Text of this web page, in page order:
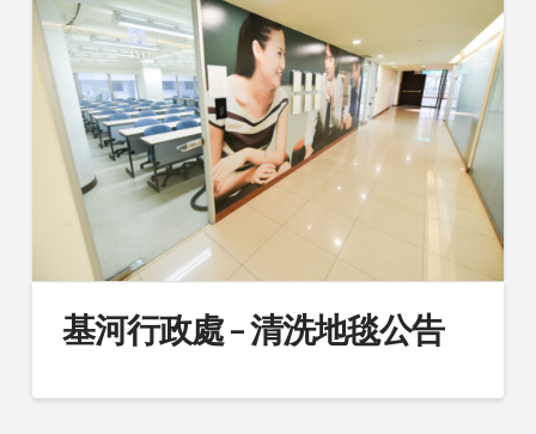
基河行政處 – 清洗地毯公告